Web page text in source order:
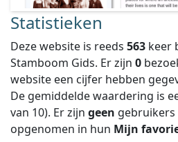
Statistieken
Deze website is reeds 563 keer
Stamboom Gids. Er zijn 0
website een cijfer hebben
De gemiddelde waardering is
van 10). Er zijn geen gebruikers
opgenomen in hun Mijn